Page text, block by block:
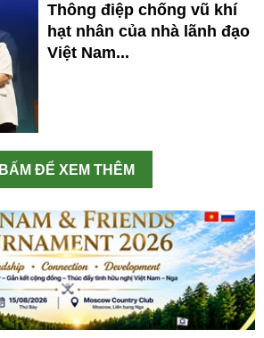
Thông điệp chống vũ khí
hạt nhân của nhà lãnh đạo
Việt Nam...
BẤM ĐỂ XEM THÊM